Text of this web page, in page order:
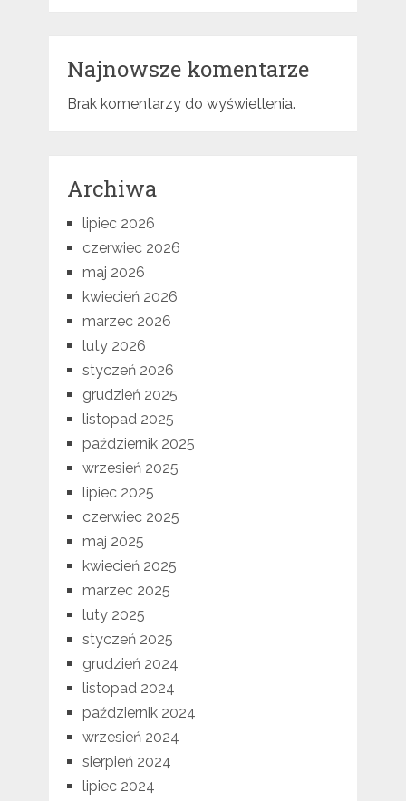
Najnowsze komentarze
Brak komentarzy do wyświetlenia.
Archiwa
lipiec 2026
czerwiec 2026
maj 2026
kwiecień 2026
marzec 2026
luty 2026
styczeń 2026
grudzień 2025
listopad 2025
październik 2025
wrzesień 2025
lipiec 2025
czerwiec 2025
maj 2025
kwiecień 2025
marzec 2025
luty 2025
styczeń 2025
grudzień 2024
listopad 2024
październik 2024
wrzesień 2024
sierpień 2024
lipiec 2024